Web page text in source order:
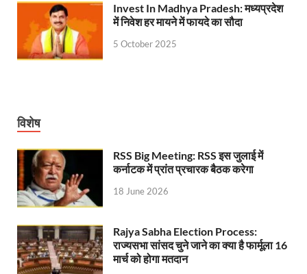
Invest In Madhya Pradesh: मध्यप्रदेश
में निवेश हर मायने में फायदे का सौदा
5 October 2025
विशेष
RSS Big Meeting: RSS इस जुलाई में
कर्नाटक में प्रांत प्रचारक बैठक करेगा
18 June 2026
Rajya Sabha Election Process:
राज्यसभा सांसद चुने जाने का क्या है फार्मूला 16
मार्च को होगा मतदान